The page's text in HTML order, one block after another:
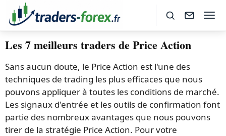
Les 7 meilleurs traders de Price Action
Sans aucun doute, le Price Action est l'une des
techniques de trading les plus efficaces que nous
pouvons appliquer à toutes les conditions de marché.
Les signaux d'entrée et les outils de confirmation font
partie des nombreux avantages que nous pouvons
tirer de la stratégie Price Action. Pour votre